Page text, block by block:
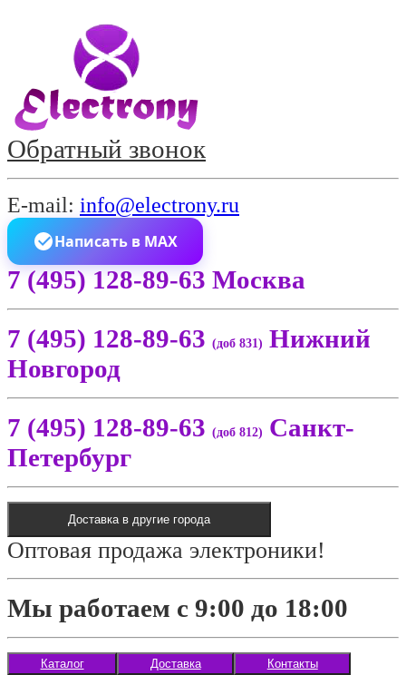
Обратный звонок
E-mail: info@electrony.ru
Написать в MAX
7 (495) 128-89-63 Москва
7 (495) 128-89-63 (доб 831) Нижний
Новгород
7 (495) 128-89-63 (доб 812) Санкт-
Петербург
Доставка в другие города
Оптовая продажа электроники!
Мы работаем с 9:00 до 18:00
Каталог Доставка Контакты